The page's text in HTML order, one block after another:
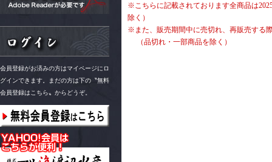
会員登録がお済みの方はマイページにロ
グインできます。まだの方は下の〝無料
会員登録はこちら〟からどうぞ。
※こちらに記載されております全商品は
除く）
※また、販売期間中に売切れ、再販売する
（品切れ・一部商品を除く）